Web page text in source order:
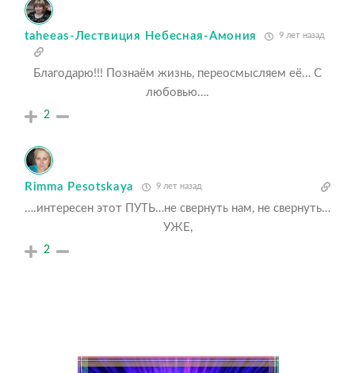
taheeas-Лествиция Небесная-Амония 9 лет назад
Благодарю!!! Познаём жизнь, переосмысляем её… С
любовью….
2
Rimma Pesotskaya 9 лет назад
….интересен этот ПУТЬ…не свернуть нам, не свернуть…
УЖЕ,
2